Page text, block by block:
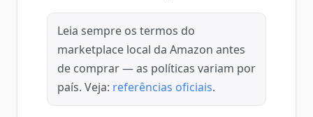
Leia sempre os termos do
marketplace local da Amazon antes
de comprar — as políticas variam por
país. Veja: referências oficiais.